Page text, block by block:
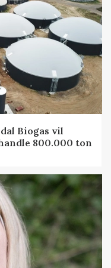
Biogas vil
800.000 ton